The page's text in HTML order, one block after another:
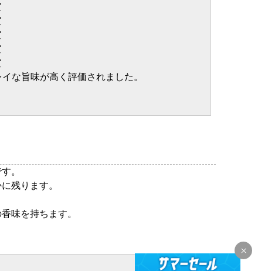
な旨味が高く評価されました。
。
残ります。
味を持ちます。